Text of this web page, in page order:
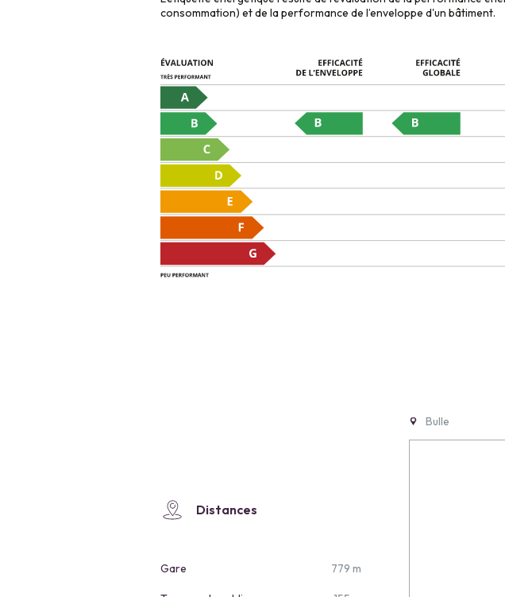
consommation) et de la performance de l’enveloppe d'un bâtiment.
Distances
Gare 779 m
Bulle